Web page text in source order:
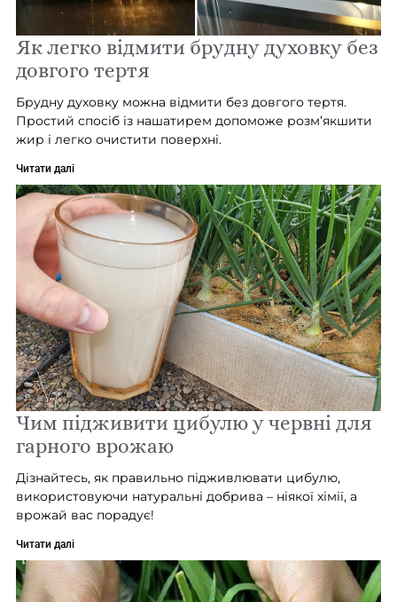
Як легко відмити брудну духовку без
довгого тертя
Брудну духовку можна відмити без довгого тертя.
Простий спосіб із нашатирем допоможе розм’якшити
жир і легко очистити поверхні.
Читати далі
Чим підживити цибулю у червні для
гарного врожаю
Дізнайтесь, як правильно підживлювати цибулю,
використовуючи натуральні добрива – ніякої хімії, а
врожай вас порадує!
Читати далі